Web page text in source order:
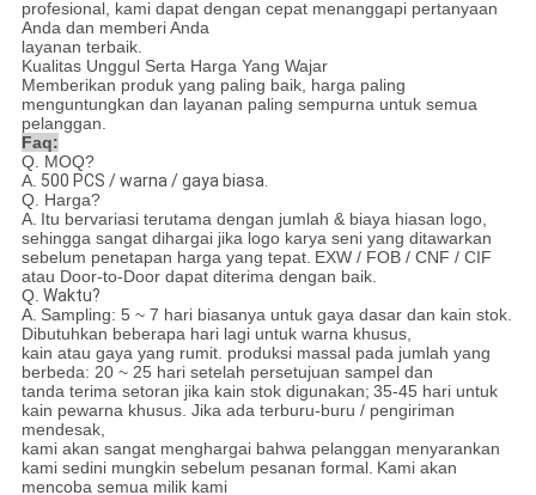
profesional, kami dapat dengan cepat menanggapi pertanyaan
Anda dan memberi Anda
layanan terbaik.
Kualitas Unggul Serta Harga Yang Wajar
Memberikan produk yang paling baik, harga paling
menguntungkan dan layanan paling sempurna untuk semua
pelanggan.
Faq:
Q. MOQ?
A. 500 PCS / warna / gaya biasa.
Q. Harga?
A. Itu bervariasi terutama dengan jumlah & biaya hiasan logo,
sehingga sangat dihargai jika logo karya seni yang ditawarkan
sebelum penetapan harga yang tepat. EXW / FOB / CNF / CIF
atau Door-to-Door dapat diterima dengan baik.
Q. Waktu?
A. Sampling: 5 ~ 7 hari biasanya untuk gaya dasar dan kain stok.
Dibutuhkan beberapa hari lagi untuk warna khusus,
kain atau gaya yang rumit. produksi massal pada jumlah yang
berbeda: 20 ~ 25 hari setelah persetujuan sampel dan
tanda terima setoran jika kain stok digunakan; 35-45 hari untuk
kain pewarna khusus. Jika ada terburu-buru / pengiriman
mendesak,
kami akan sangat menghargai bahwa pelanggan menyarankan
kami sedini mungkin sebelum pesanan formal. Kami akan
mencoba semua milik kami